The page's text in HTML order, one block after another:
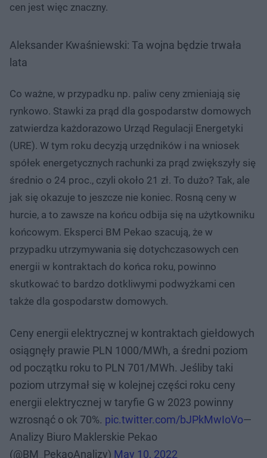
cen jest więc znaczny.
Aleksander Kwaśniewski: Ta wojna będzie trwała
lata
Co ważne, w przypadku np. paliw ceny zmieniają się
rynkowo. Stawki za prąd dla gospodarstw domowych
zatwierdza każdorazowo Urząd Regulacji Energetyki
(URE). W tym roku decyzją urzędników i na wniosek
spółek energetycznych rachunki za prąd zwiększyły się
średnio o 24 proc., czyli około 21 zł. To dużo? Tak, ale
jak się okazuje to jeszcze nie koniec. Rosną ceny w
hurcie, a to zawsze na końcu odbija się na użytkowniku
końcowym. Eksperci BM Pekao szacują, że w
przypadku utrzymywania się dotychczasowych cen
energii w kontraktach do końca roku, powinno
skutkować to bardzo dotkliwymi podwyżkami cen
także dla gospodarstw domowych.
Ceny energii elektrycznej w kontraktach giełdowych
osiągnęły prawie PLN 1000/MWh, a średni poziom
od początku roku to PLN 701/MWh. Jeśliby taki
poziom utrzymał się w kolejnej części roku ceny
energii elektrycznej w taryfie G w 2023 powinny
wzrosnąć o ok 70%. pic.twitter.com/bJPkMwIoVo—
Analizy Biuro Maklerskie Pekao
(@BM_PekaoAnalizy) May 10, 2022